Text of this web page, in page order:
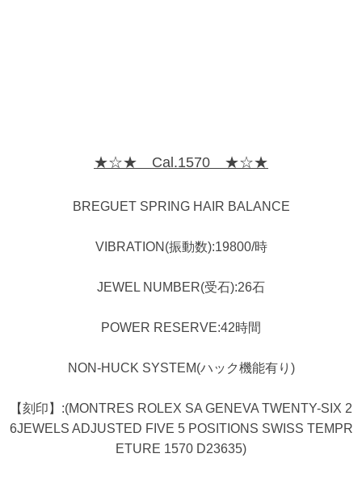
★☆★ Cal.1570 ★☆★
BREGUET SPRING HAIR BALANCE
VIBRATION(振動数):19800/時
JEWEL NUMBER(受石):26石
POWER RESERVE:42時間
NON-HUCK SYSTEM(ハック機能有り)
【刻印】:(MONTRES ROLEX SA GENEVA TWENTY-SIX 2
6JEWELS ADJUSTED FIVE 5 POSITIONS SWISS TEMPR
ETURE 1570 D23635)